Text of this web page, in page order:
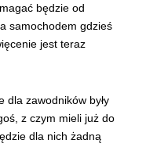
będzie od
samochodem gdzieś
jest teraz
dla zawodników były
z czym mieli już do
dla nich żadną